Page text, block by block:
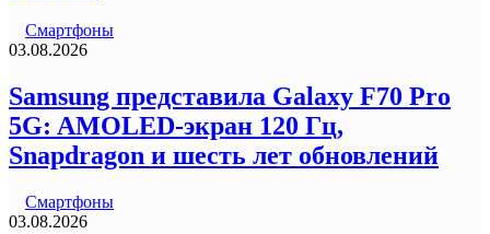
Смартфоны
03.08.2026
Samsung представила Galaxy F70 Pro
5G: AMOLED-экран 120 Гц,
Snapdragon и шесть лет обновлений
Смартфоны
03.08.2026